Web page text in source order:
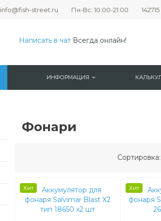
info@fish-street.ru Пн-Вс: 10:00-21:00
Написать в чатВсегда онлайн!
ИНФОРМАЦИЯ
Фонари
Сортировка:
Хит Хит